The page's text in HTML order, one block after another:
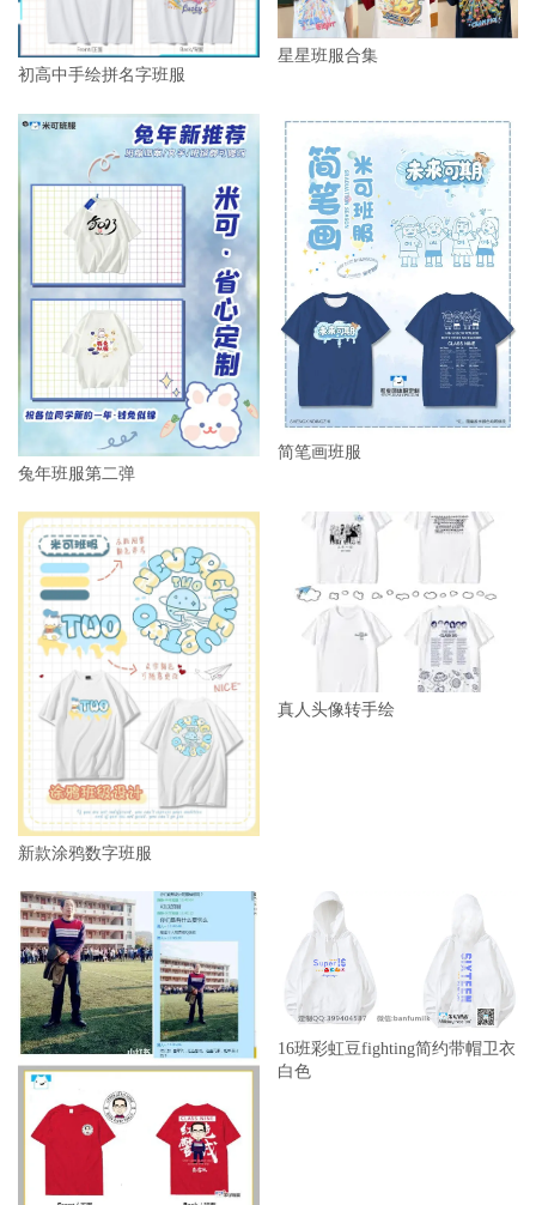
初高中手绘拼名字班服
星星班服合集
兔年班服第二弹
简笔画班服
新款涂鸦数字班服
真人头像转手绘
16班彩虹豆fighting简约带帽卫衣
白色